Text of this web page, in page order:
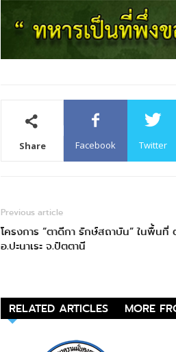
Share Facebook Twitter
Previous article
โครงการ “ตาดีกา รักษ์สถาบัน” ในพื้นที่
อ.ปะนาเระ จ.ปัตตานี
RELATED ARTICLES MORE